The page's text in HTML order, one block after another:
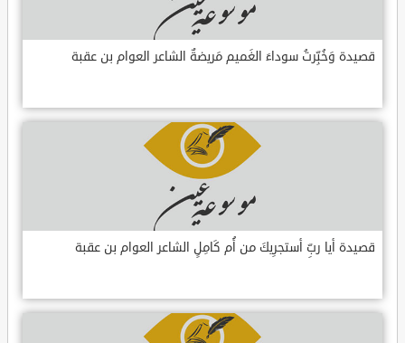
قصيدة وَخُبِّرتُ سوداءَ الغَميم مَريضةٌ الشاعر العوام بن عقبة
قصيدة أيا ربِّ أستجرِيكَ من أُم كَامِلٍ الشاعر العوام بن عقبة